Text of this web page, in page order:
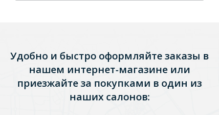
Удобно и быстро оформляйте заказы в
нашем интернет-магазине или
приезжайте за покупками в один из
наших салонов: